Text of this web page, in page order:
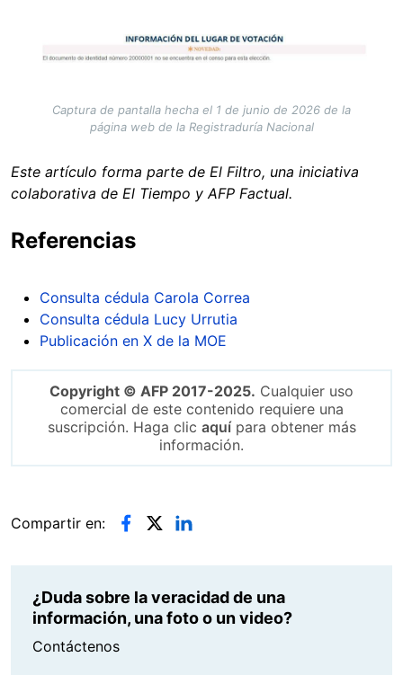
Captura de pantalla hecha el 1 de junio de 2026 de la
página web de la Registraduría Nacional
Este artículo forma parte de El Filtro, una iniciativa
colaborativa de El Tiempo y AFP Factual.
Referencias
Consulta cédula Carola Correa
Consulta cédula Lucy Urrutia
Publicación en X de la MOE
Copyright © AFP 2017-2025. Cualquier uso
comercial de este contenido requiere una
suscripción. Haga clic aquípara obtener más
información.
Compartir en:
¿Duda sobre la veracidad de una
información, una foto o un video?
Contáctenos